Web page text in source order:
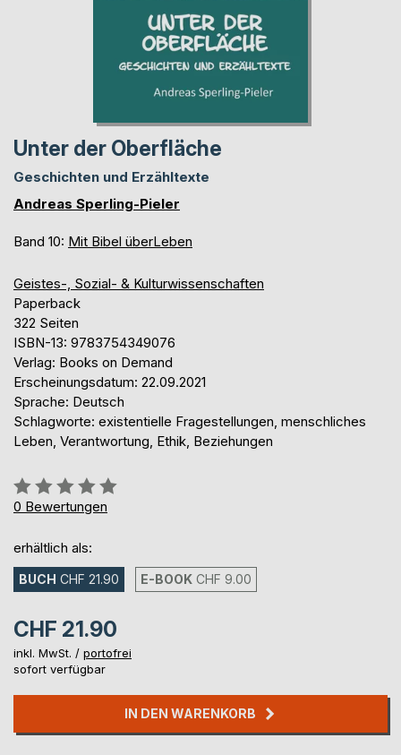
Unter der Oberfläche
Geschichten und Erzähltexte
Andreas Sperling-Pieler
Band 10: Mit Bibel überLeben
Geistes-, Sozial- & Kulturwissenschaften
Paperback
322 Seiten
ISBN-13: 9783754349076
Verlag: Books on Demand
Erscheinungsdatum: 22.09.2021
Sprache: Deutsch
Schlagworte: existentielle Fragestellungen, menschliches
Leben, Verantwortung, Ethik, Beziehungen
Bewertung::
0%
0 Bewertungen
erhältlich als:
BUCH CHF 21.90 E-BOOK CHF 9.00
CHF 21.90
inkl. MwSt. / portofrei
sofort verfügbar
IN DEN WARENKORB